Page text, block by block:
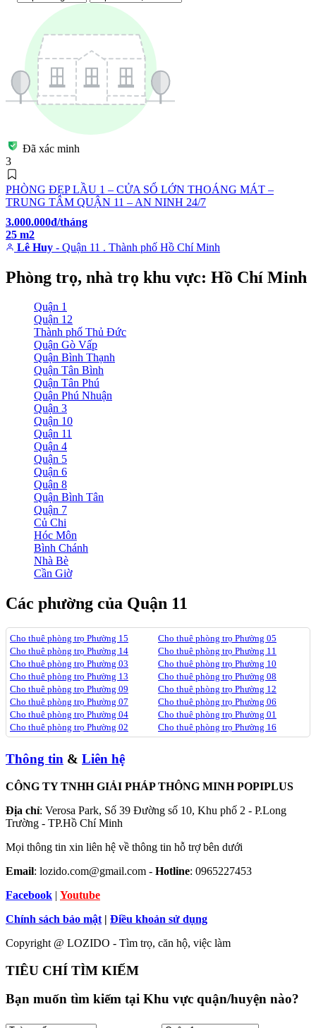
Đã xác minh
3
PHÒNG ĐẸP LẦU 1 – CỬA SỔ LỚN THOÁNG MÁT –
TRUNG TÂM QUẬN 11 – AN NINH 24/7
3.000.000đ/tháng
25 m2
Lê Huy - Quận 11 . Thành phố Hồ Chí Minh
Phòng trọ, nhà trọ khu vực: Hồ Chí Minh
Quận 1
Quận 12
Thành phố Thủ Đức
Quận Gò Vấp
Quận Bình Thạnh
Quận Tân Bình
Quận Tân Phú
Quận Phú Nhuận
Quận 3
Quận 10
Quận 11
Quận 4
Quận 5
Quận 6
Quận 8
Quận Bình Tân
Quận 7
Củ Chi
Hóc Môn
Bình Chánh
Nhà Bè
Cần Giờ
Các phường của Quận 11
Cho thuê phòng trọ Phường 15
Cho thuê phòng trọ Phường 05
Cho thuê phòng trọ Phường 14
Cho thuê phòng trọ Phường 11
Cho thuê phòng trọ Phường 03
Cho thuê phòng trọ Phường 10
Cho thuê phòng trọ Phường 13
Cho thuê phòng trọ Phường 08
Cho thuê phòng trọ Phường 09
Cho thuê phòng trọ Phường 12
Cho thuê phòng trọ Phường 07
Cho thuê phòng trọ Phường 06
Cho thuê phòng trọ Phường 04
Cho thuê phòng trọ Phường 01
Cho thuê phòng trọ Phường 02
Cho thuê phòng trọ Phường 16
Thông tin & Liên hệ
CÔNG TY TNHH GIẢI PHÁP THÔNG MINH POPIPLUS
Địa chỉ: Verosa Park, Số 39 Đường số 10, Khu phố 2 - P.Long
Trường - TP.Hồ Chí Minh
Mọi thông tin xin liên hệ về thông tin hỗ trợ bên dưới
Email: lozido.com@gmail.com - Hotline: 0965227453
Facebook | Youtube
Chính sách bảo mật | Điều khoản sử dụng
Copyright @ LOZIDO - Tìm trọ, căn hộ, việc làm
TIÊU CHÍ TÌM KIẾM
Bạn muốn tìm kiếm tại Khu vực quận/huyện nào?